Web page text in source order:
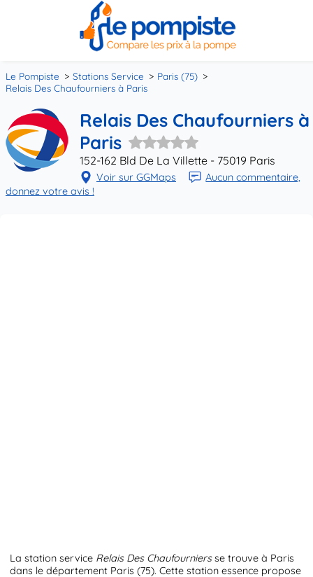
Le Pompiste Stations Service
Paris (75)
Relais Des Chaufourniers à Paris
Relais Des Chaufourniers à
Paris
152-162 Bld De La Villette - 75019 Paris
Voir sur GGMaps
Aucun commentaire,
donnez votre avis !
La station service Relais Des Chaufourniersse trouve à Paris
dans le département Paris (75). Cette station essence propose